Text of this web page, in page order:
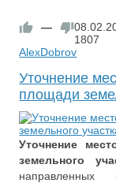
—
1807
AlexDobrov
Уточнение
площади
Уточнение
земельного